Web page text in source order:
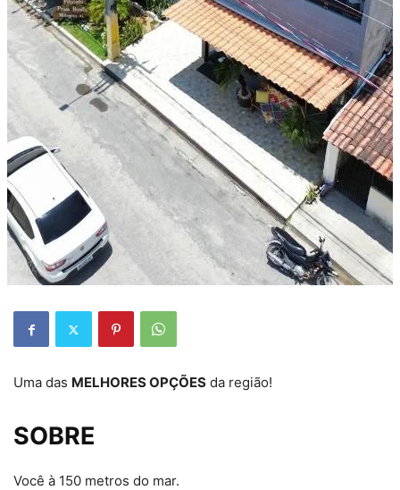
Uma das MELHORES OPÇÕES da região!
SOBRE
Você à 150 metros do mar.